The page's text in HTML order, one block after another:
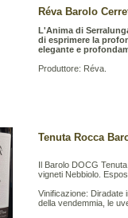
Réva Barolo
L'Anima di
di esprimere la
elegante e
Produttore: Réva.
Tenuta Rocca
Il Barolo DOCG
vigneti Nebbiolo.
Vinificazione: Diradate
della vendemmia, le